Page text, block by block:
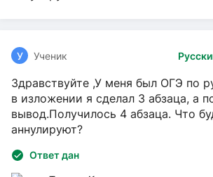
У Ученик
Здравствуйте ,У меня был ОГЭ по
в изложении я сделал 3 абзаца, а
вывод.Получилось 4 абзаца. Что
аннулируют?
Ответ дан